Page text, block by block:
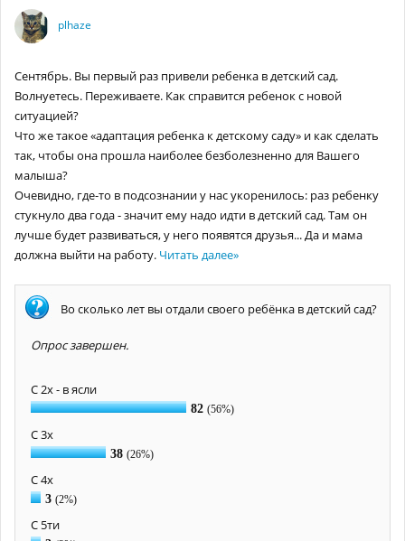
plhaze
Сентябрь. Вы первый раз привели ребенка в детский сад.
Волнуетесь. Переживаете. Как справится ребенок с новой
ситуацией?
Что же такое «адаптация ребенка к детскому саду» и как сделать
так, чтобы она прошла наиболее безболезненно для Вашего
малыша?
Очевидно, где-то в подсознании у нас укоренилось: раз ребенку
стукнуло два года - значит ему надо идти в детский сад. Там он
лучше будет развиваться, у него появятся друзья... Да и мама
должна выйти на работу. Читать далее»
Во сколько лет вы отдали своего ребёнка в детский сад?
Опрос завершен.
С 2х - в ясли
82 (56%)
С 3х
38 (26%)
С 4х
3 (2%)
С 5ти